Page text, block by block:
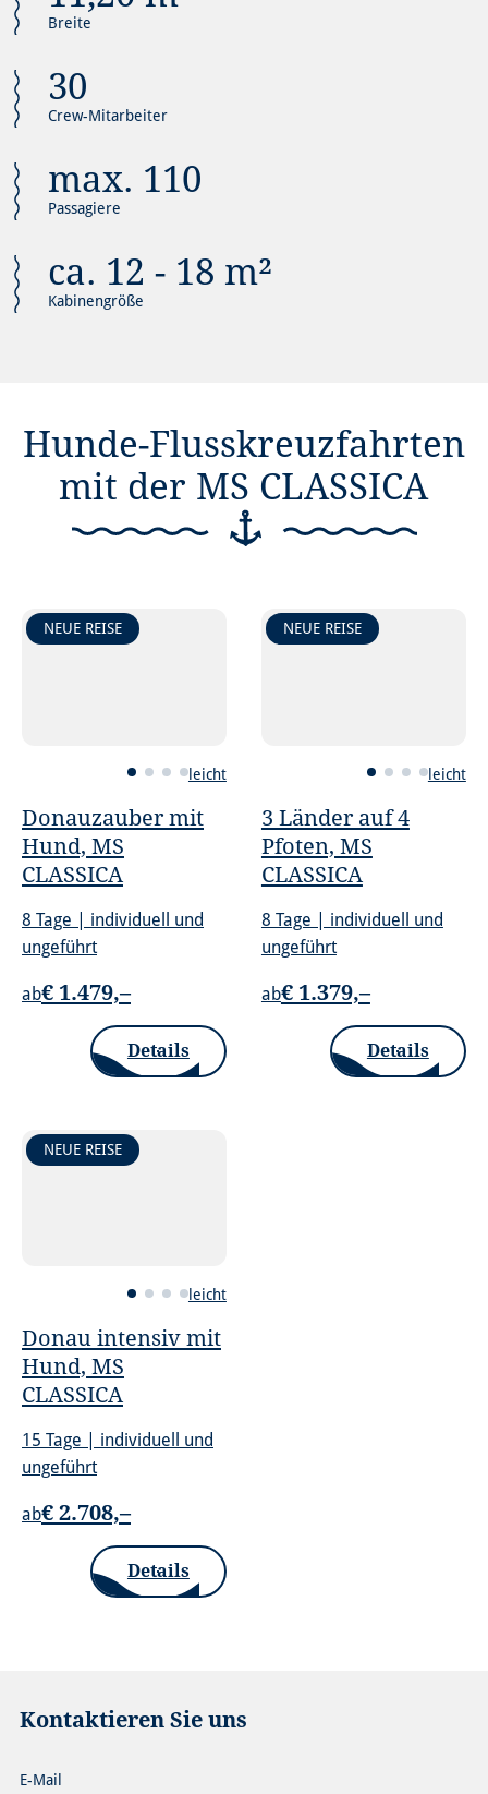
Breite
30
Crew-Mitarbeiter
max. 110
Passagiere
ca. 12 - 18 m²
Kabinengröße
Hunde-Flusskreuzfahrten
mit der MS CLASSICA
NEUE REISE
Donauzauber mit
Hund, MS
CLASSICA
leicht
8 Tage | individuell und
ungeführt
Details
ab€ 1.479,–
NEUE REISE
3 Länder auf 4
Pfoten, MS
CLASSICA
leicht
8 Tage | individuell und
ungeführt
Details
ab€ 1.379,–
NEUE REISE
Donau intensiv mit
Hund, MS
CLASSICA
leicht
15 Tage | individuell und
ungeführt
Details
ab€ 2.708,–
Kontaktieren Sie uns
E-Mail